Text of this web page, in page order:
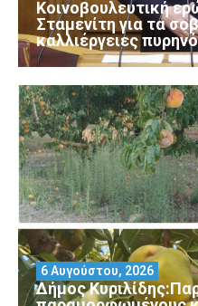
Κοινοβουλευτική
Σταμενίτη για τα
καλλιέργειες
Δήμος
6 Αυγούστου, 2026